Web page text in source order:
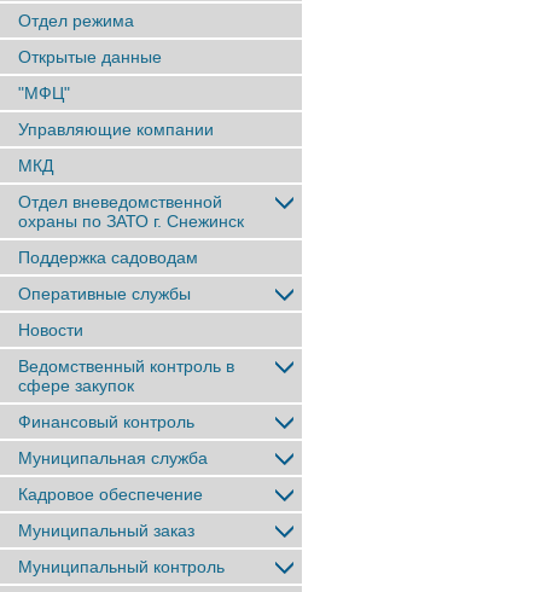
Отдел режима
Открытые данные
"МФЦ"
Управляющие компании
МКД
Отдел вневедомственной
охраны по ЗАТО г. Снежинск
Поддержка садоводам
Оперативные службы
Новости
Ведомственный контроль в
сфере закупок
Финансовый контроль
Муниципальная служба
Кадровое обеспечение
Муниципальный заказ
Муниципальный контроль